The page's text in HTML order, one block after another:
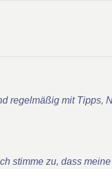
regelmäßig mit
stimme zu, dass